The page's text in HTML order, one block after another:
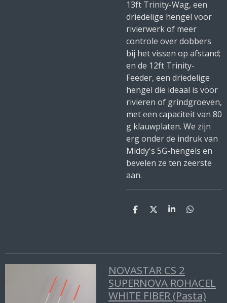
13ft Trinity-Wag, een
driedelige hengel voor
rivierwerk of meer
controle over dobbers
bij het vissen op afstand;
en de 12ft Trinity-
Feeder, een driedelige
hengel die ideaal is voor
rivieren of grindgroeven,
met een capaciteit van 80
g klauwplaten. We zijn
erg onder de indruk van
Middy's 5G-hengels en
bevelen ze ten zeerste
aan.
D
D
S
D
NOVASTAR CS 2
SUPERNOVA ROHACEL
WHITE FIBER (Pasta)